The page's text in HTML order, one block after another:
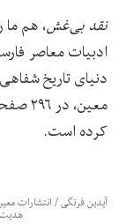
نقد بی‌غش، هم ما
ادبیات معاصر
دنیای تاریخ
کرده است.
آیدین فرنگی/انتشارات
هدیت